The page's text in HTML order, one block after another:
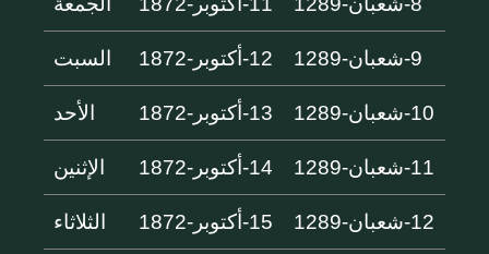
9-شعبان-1289 12-أكتوبر-1872 السبت
10-شعبان-1289 13-أكتوبر-1872 الأحد
11-شعبان-1289 14-أكتوبر-1872 الإثنين
12-شعبان-1289 15-أكتوبر-1872 الثلاثاء